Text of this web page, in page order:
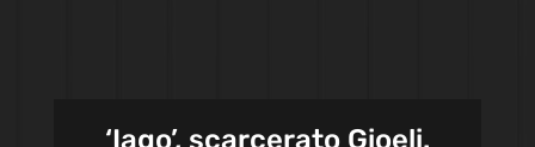
‘Iago’, scarcerato Gioeli.